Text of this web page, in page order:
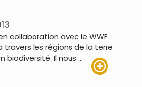
collaboration avec le WWF
travers les régions de la terre
biodiversité. Il nous …